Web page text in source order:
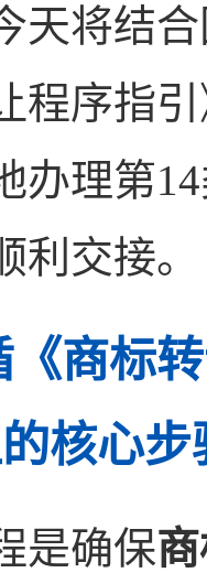
天将结
程序指
办理第
利交接。
《商标
核心步
是确保